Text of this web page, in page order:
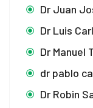
panel
panel
panel
Dr Juan
Dr Luis
Dr Manuel
dr pablo
Dr Robin